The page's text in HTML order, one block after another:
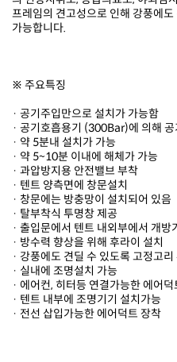
가능합니다.
※ 주요특징
· 공기주입만으로 설치가 가능함
· 공기호흡용기 (300Bar)에 의해
· 약 5분내 설치가 가능
· 약 5~10분 이내에 해체가 가능
· 과압방지용 안전밸브 부착
· 텐트 양측면에 창문설치
· 창문에는 방충망이 설치되어 있음
· 탈부착식 투명창 제공
· 출입문에서 텐트 내외부에서 개방
· 방수력 향상을 위해 후라이 설치
· 강풍에도 견딜 수 있도록 고정고리
· 실내에 조명설치 가능
· 에어컨, 히터등 연결가능한 에어
· 텐트 내부에 조명기기 설치가능
· 전선 삽입가능한 에어덕트 장착